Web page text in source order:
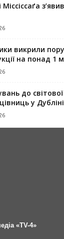
викрили
на понад 1
до світової
у Дубліні
«TV-4»